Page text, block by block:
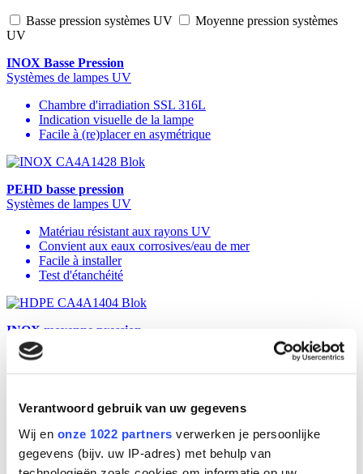
Verantwoord gebruik van uw gegevens
Wij en onze 1022 partners verwerken je persoonlijke
gegevens (bijv. uw IP-adres) met behulp van
Basse pression systèmes UV
Moyenne pression systèmes
UV
INOX Basse Pression
Systèmes de lampes UV
Chambre d'irradiation SSL 316L
Indication visuelle de la lampe
Facile à (re)placer en asymétrique
PEHD basse pression
Systèmes de lampes UV
Matériau résistant aux rayons UV
Convient aux eaux corrosives/eau de mer
Facile à installer
Test d'étanchéité
INOX moyenne pression
Systèmes de lampes UV
Design compact
faible perte de pression
Facile à (re)placer une lampe à culot simple
Réduction efficace des chloramines
Système de nettoyage optionnel disponible pour les modèles à
partir de 1500 W